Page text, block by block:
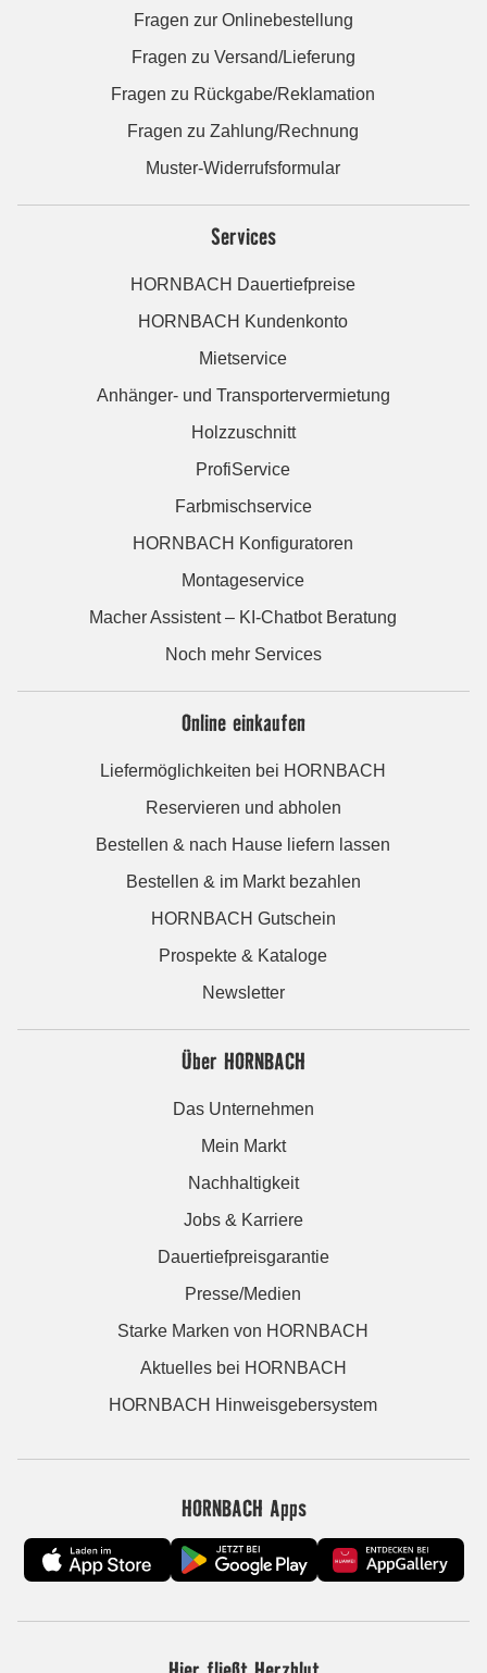
Fragen zur Onlinebestellung
Fragen zu Versand/Lieferung
Fragen zu Rückgabe/Reklamation
Fragen zu Zahlung/Rechnung
Muster-Widerrufsformular
Services
HORNBACH Dauertiefpreise
HORNBACH Kundenkonto
Mietservice
Anhänger- und Transportervermietung
Holzzuschnitt
ProfiService
Farbmischservice
HORNBACH Konfiguratoren
Montageservice
Macher Assistent – KI-Chatbot Beratung
Noch mehr Services
Online einkaufen
Liefermöglichkeiten bei HORNBACH
Reservieren und abholen
Bestellen & nach Hause liefern lassen
Bestellen & im Markt bezahlen
HORNBACH Gutschein
Prospekte & Kataloge
Newsletter
Über HORNBACH
Das Unternehmen
Mein Markt
Nachhaltigkeit
Jobs & Karriere
Dauertiefpreisgarantie
Presse/Medien
Starke Marken von HORNBACH
Aktuelles bei HORNBACH
HORNBACH Hinweisgebersystem
HORNBACH Apps